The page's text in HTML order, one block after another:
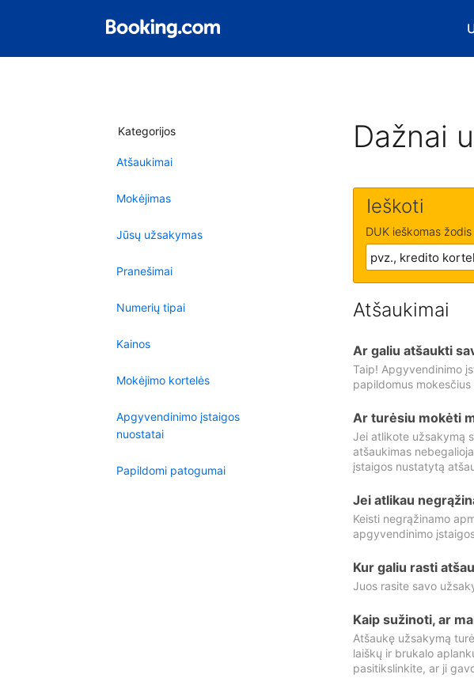
Kategorijos
Atšaukimai
Mokėjimas
Jūsų užsakymas
Pranešimai
Numerių tipai
Kainos
Mokėjimo kortelės
Apgyvendinimo įstaigos
nuostatai
Papildomi patogumai
Dažnai
Ieškoti
DUK ieškomas
Atšaukimai
Ar galiu atšaukti
Taip! Apgyvendinimo
papildomus
Ar turėsiu mokėti
Jei atlikote užsakymą
atšaukimas
įstaigos nustatytą
Jei atlikau
Keisti negrąžinamo
apgyvendinimo
Kur galiu rasti
Juos rasite savo
Kaip sužinoti, ar
Atšaukę užsakymą
laiškų ir brukalo
pasitikslinkite, ar ji